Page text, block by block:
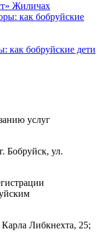
Жиличах
как бобруйские дети
услуг
Бобруйск, ул.
Либкнехта, 25;